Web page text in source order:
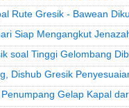
Rute Gresik - Bawean
Siap Mengangkut
soal Tinggi Gelombang
Dishub Gresik
Gelap Kapal